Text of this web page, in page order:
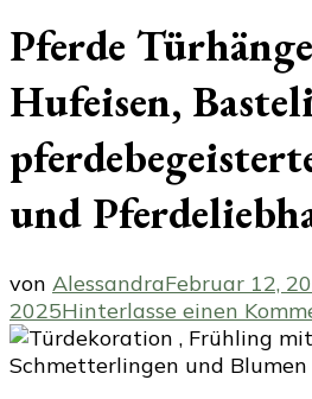
Pferde
Hufeisen,
und
von AlessandraFebruar 12,
2025Hinterlasse einen